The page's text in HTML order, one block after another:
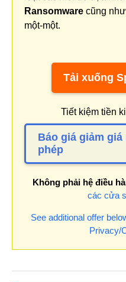
Ransomware cũng
một-một.
Tải xuống
Tiết kiệm tiền
Báo giá giảm
phép
Không phải hệ điều
các cửa
See additional offer
Privacy/